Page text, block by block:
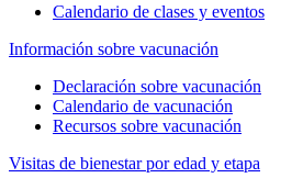
Calendario de clases y eventos
Información sobre vacunación
Declaración sobre vacunación
Calendario de vacunación
Recursos sobre vacunación
Visitas de bienestar por edad y etapa